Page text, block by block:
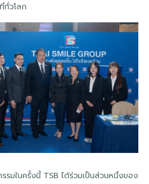
ทั่วโลก
รมในครั้งนี้ TSB ได้ร่วมเป็นส่วนหนึ่งของ